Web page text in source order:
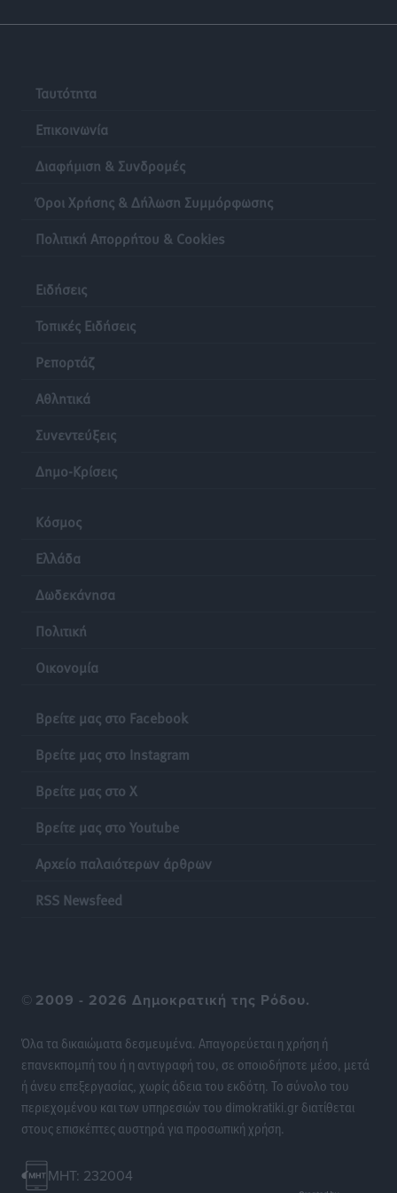
Ταυτότητα
Επικοινωνία
Διαφήμιση & Συνδρομές
Όροι Χρήσης & Δήλωση Συμμόρφωσης
Πολιτική Απορρήτου & Cookies
Ειδήσεις
Τοπικές Ειδήσεις
Ρεπορτάζ
Αθλητικά
Συνεντεύξεις
Δημο-Κρίσεις
Κόσμος
Ελλάδα
Δωδεκάνησα
Πολιτική
Οικονομία
Βρείτε μας στο Facebook
Βρείτε μας στο Instagram
Βρείτε μας στο X
Βρείτε μας στο Youtube
Αρχείο παλαιότερων άρθρων
RSS Newsfeed
© 2009 - 2026 Δημοκρατική της Ρόδου.
Όλα τα δικαιώματα δεσμευμένα. Απαγορεύεται η χρήση ή
επανεκπομπή του ή η αντιγραφή του, σε οποιοδήποτε μέσο, μετά
ή άνευ επεξεργασίας, χωρίς άδεια του εκδότη. Το σύνολο του
περιεχομένου και των υπηρεσιών του dimokratiki.gr διατίθεται
στους επισκέπτες αυστηρά για προσωπική χρήση.
MHT: 232004